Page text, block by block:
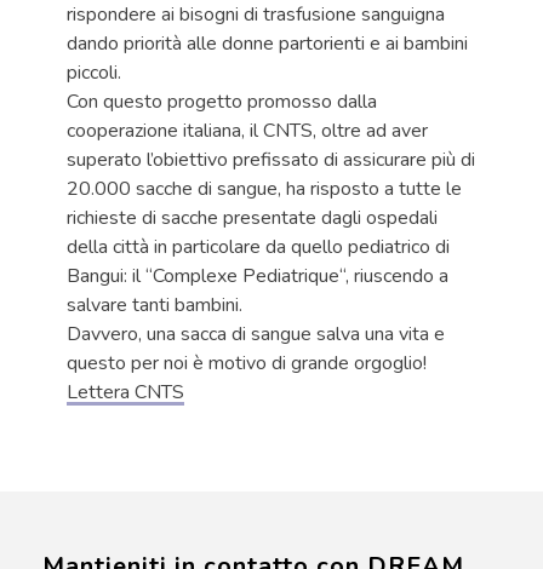
rispondere ai bisogni di trasfusione sanguigna
dando priorità alle donne partorienti e ai bambini
piccoli.
Con questo progetto promosso dalla
cooperazione italiana, il CNTS, oltre ad aver
superato l’obiettivo prefissato di assicurare più di
20.000 sacche di sangue, ha risposto a tutte le
richieste di sacche presentate dagli ospedali
della città in particolare da quello pediatrico di
Bangui: il “Complexe Pediatrique“, riuscendo a
salvare tanti bambini.
Davvero, una sacca di sangue salva una vita e
questo per noi è motivo di grande orgoglio!
Lettera CNTS